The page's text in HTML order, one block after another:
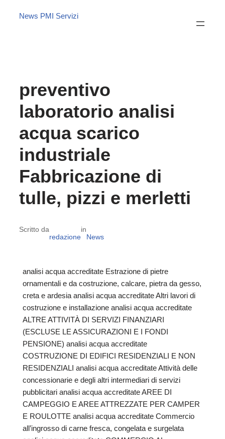
News PMI Servizi
preventivo
laboratorio analisi
acqua scarico
industriale
Fabbricazione di
tulle, pizzi e merletti
Scritto da
redazione
in
News
analisi acqua accreditate Estrazione di pietre
ornamentali e da costruzione, calcare, pietra da gesso,
creta e ardesia analisi acqua accreditate Altri lavori di
costruzione e installazione analisi acqua accreditate
ALTRE ATTIVITÀ DI SERVIZI FINANZIARI
(ESCLUSE LE ASSICURAZIONI E I FONDI
PENSIONE) analisi acqua accreditate
COSTRUZIONE DI EDIFICI RESIDENZIALI E NON
RESIDENZIALI analisi acqua accreditate Attività delle
concessionarie e degli altri intermediari di servizi
pubblicitari analisi acqua accreditate AREE DI
CAMPEGGIO E AREE ATTREZZATE PER CAMPER
E ROULOTTE analisi acqua accreditate Commercio
all’ingrosso di carne fresca, congelata e surgelata